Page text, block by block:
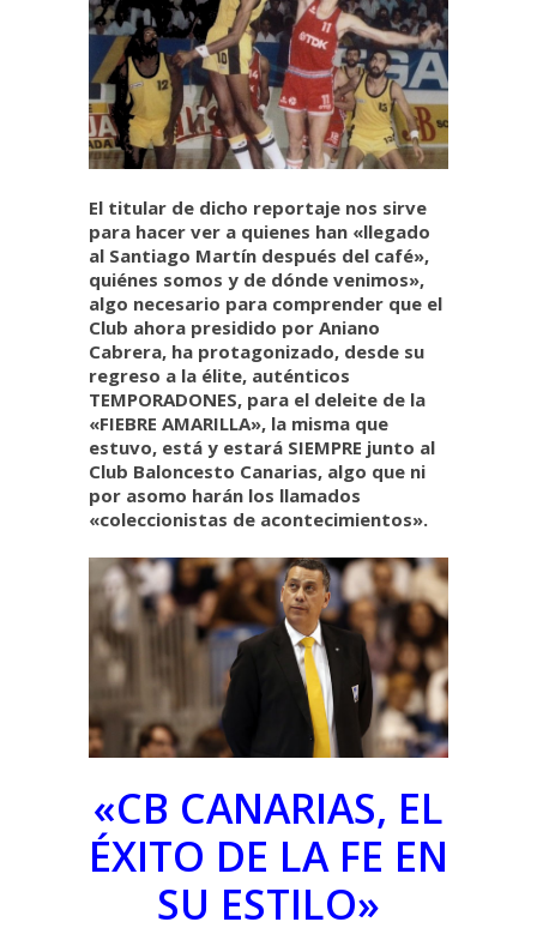
El titular de dicho reportaje nos sirve
para hacer ver a quienes han «llegado
al Santiago Martín después del café»,
quiénes somos y de dónde venimos»,
algo necesario para comprender que el
Club ahora presidido por Aniano
Cabrera, ha protagonizado, desde su
regreso a la élite, auténticos
TEMPORADONES, para el deleite de la
«FIEBRE AMARILLA», la misma que
estuvo, está y estará SIEMPRE junto al
Club Baloncesto Canarias, algo que ni
por asomo harán los llamados
«coleccionistas de acontecimientos».
«CB CANARIAS, EL
ÉXITO DE LA FE EN
SU ESTILO»